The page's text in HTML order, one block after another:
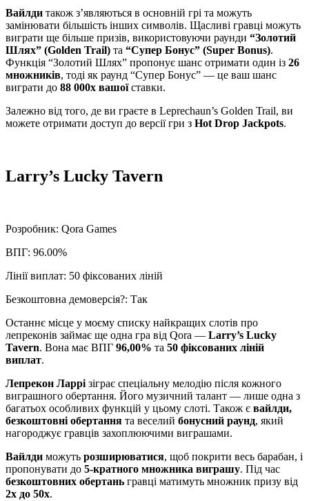
Вайлди також з’являються в основній грі та можуть
замінювати більшість інших символів. Щасливі гравці можуть
виграти ще більше призів, використовуючи раунди “Золотий
Шлях” (Golden Trail) та “Супер Бонус” (Super Bonus).
Функція “Золотий Шлях” пропонує шанс отримати один із 26
множників, тоді як раунд “Супер Бонус” — це ваш шанс
виграти до 88 000x вашоїставки.
Залежно від того, де ви граєте в Leprechaun’s Golden Trail, ви
можете отримати доступ до версії гри з Hot Drop Jackpots.
Larry’s Lucky Tavern
Розробник: Qora Games
ВПГ: 96.00%
Лінії виплат: 50 фіксованих ліній
Безкоштовна демоверсія?: Так
Останнє місце у моєму списку найкращих слотів про
лепреконів займає ще одна гра від Qora — Larry’s Lucky
Tavern. Вона має ВПГ 96,00% та 50 фіксованих ліній
виплат.
Лепрекон Ларрі зіграє спеціальну мелодію після кожного
виграшного обертання. Його музичний талант — лише одна з
багатьох особливих функцій у цьому слоті. Також є вайлди,
безкоштовні обертання та веселий бонусний раунд, який
нагороджує гравців захоплюючими виграшами.
Вайлди можуть розширюватися, щоб покрити весь барабан, і
пропонувати до 5-кратного множника виграшу. Під час
безкоштовних обертань гравці матимуть множник призу від
2x до 50x.